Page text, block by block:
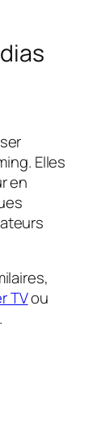
Elles
en
TVou
.